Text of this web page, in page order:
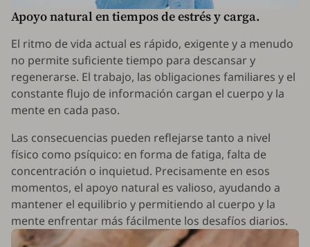
Apoyo natural en tiempos de estrés y carga.
El ritmo de vida actual es rápido, exigente y a menudo
no permite suficiente tiempo para descansar y
regenerarse. El trabajo, las obligaciones familiares y el
constante flujo de información cargan el cuerpo y la
mente en cada paso.
Las consecuencias pueden reflejarse tanto a nivel
físico como psíquico: en forma de fatiga, falta de
concentración o inquietud. Precisamente en esos
momentos, el apoyo natural es valioso, ayudando a
mantener el equilibrio y permitiendo al cuerpo y la
mente enfrentar más fácilmente los desafíos diarios.